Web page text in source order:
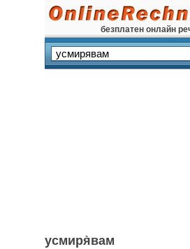
безплатен онлайн
усмиря̀вам